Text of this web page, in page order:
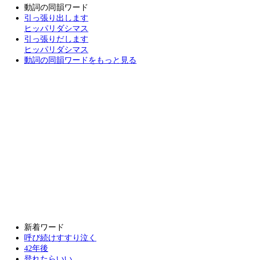
動詞の同韻ワード
引っ張り出します
ヒッパリダシマス
引っ張りだします
ヒッパリダシマス
動詞の同韻ワードをもっと見る
新着ワード
呼び続けすすり泣く
42年後